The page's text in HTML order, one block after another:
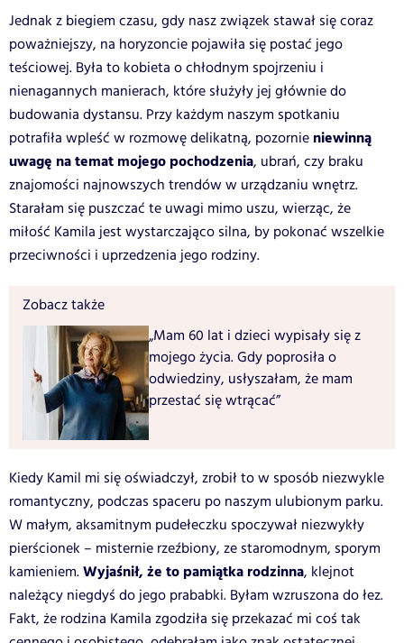
Jednak z biegiem czasu, gdy nasz związek stawał się coraz
poważniejszy, na horyzoncie pojawiła się postać jego
teściowej. Była to kobieta o chłodnym spojrzeniu i
nienagannych manierach, które służyły jej głównie do
budowania dystansu. Przy każdym naszym spotkaniu
potrafiła wpleść w rozmowę delikatną, pozornie niewinną
uwagę na temat mojego pochodzenia, ubrań, czy braku
znajomości najnowszych trendów w urządzaniu wnętrz.
Starałam się puszczać te uwagi mimo uszu, wierząc, że
miłość Kamila jest wystarczająco silna, by pokonać wszelkie
przeciwności i uprzedzenia jego rodziny.
Zobacz także
„Mam 60 lat i dzieci wypisały się z
mojego życia. Gdy poprosiła o
odwiedziny, usłyszałam, że mam
przestać się wtrącać”
Kiedy Kamil mi się oświadczył, zrobił to w sposób niezwykle
romantyczny, podczas spaceru po naszym ulubionym parku.
W małym, aksamitnym pudełeczku spoczywał niezwykły
pierścionek – misternie rzeźbiony, ze staromodnym, sporym
kamieniem.Wyjaśnił, że to pamiątka rodzinna, klejnot
należący niegdyś do jego prababki. Byłam wzruszona do łez.
Fakt, że rodzina Kamila zgodziła się przekazać mi coś tak